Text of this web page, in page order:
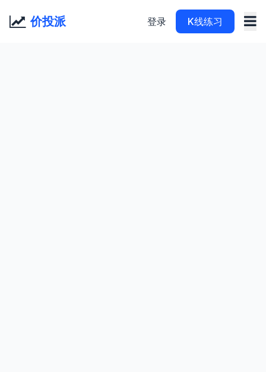
价投派 登录 K线练习